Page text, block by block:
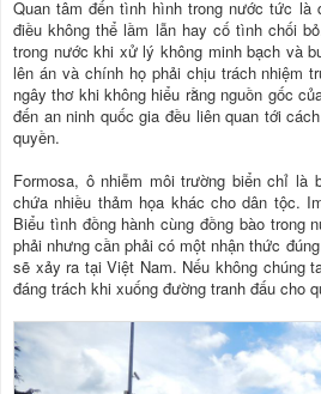
Quan tâm đến tình hình trong nước tức là
điều không thể lầm lẫn hay cố tình chối
trong nước khi xử lý không minh bạch và
lên án và chính họ phải chịu trách nhiệm
ngây thơ khi không hiểu rằng nguồn gốc
đến an ninh quốc gia đều liên quan tới
quyền.
Formosa, ô nhiễm môi trường biển chỉ là
chứa nhiều thảm họa khác cho dân tộc.
Biểu tình đồng hành cùng đồng bào trong
phải nhưng cần phải có một nhận thức
sẽ xảy ra tại Việt Nam. Nếu không chúng
đáng trách khi xuống đường tranh đấu cho